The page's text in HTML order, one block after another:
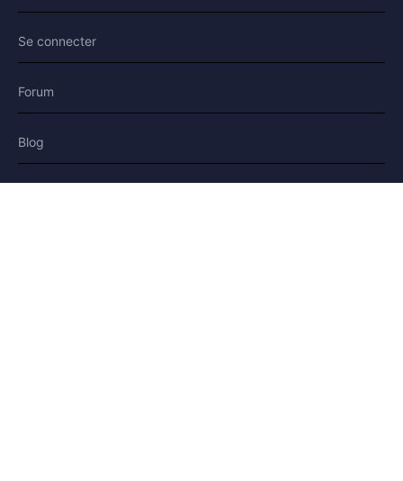
Se connecter
Forum
Blog